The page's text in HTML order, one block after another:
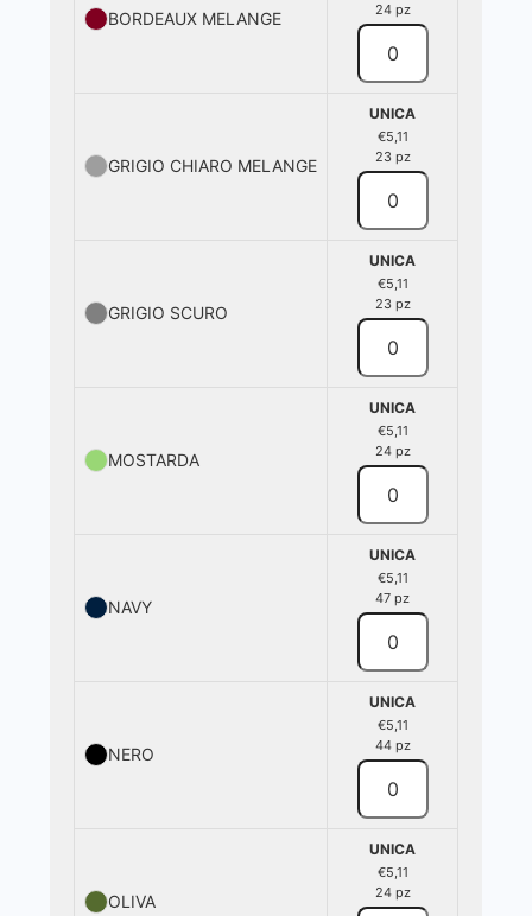
BORDEAUX MELANGE
24 pz
GRIGIO CHIARO MELANGE
UNICA
€5,11
23 pz
GRIGIO SCURO
UNICA
€5,11
23 pz
MOSTARDA
UNICA
€5,11
24 pz
NAVY
UNICA
€5,11
47 pz
NERO
UNICA
€5,11
44 pz
OLIVA
UNICA
€5,11
24 pz